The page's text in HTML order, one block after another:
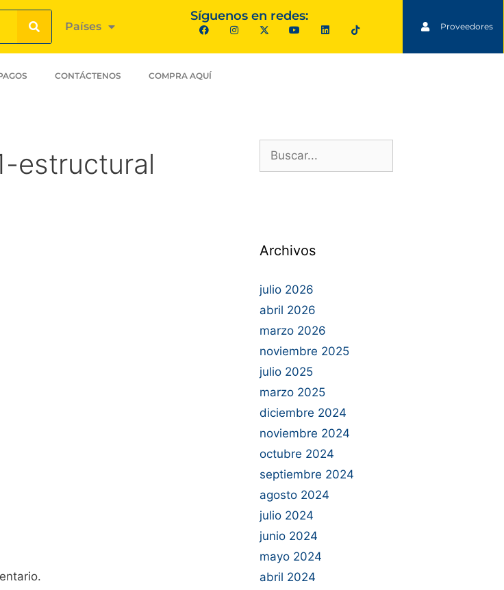
Países
Síguenos en redes:
Proveedores
CONTÁCTENOS COMPRA AQUÍ
estructural
Archivos
julio 2026
abril 2026
marzo 2026
noviembre 2025
julio 2025
marzo 2025
diciembre 2024
noviembre 2024
octubre 2024
septiembre 2024
agosto 2024
julio 2024
junio 2024
mayo 2024
abril 2024